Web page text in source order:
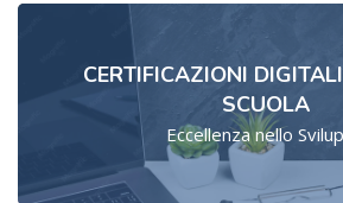
CERTIFICAZIONI
SCUOLA
Eccellenza nello